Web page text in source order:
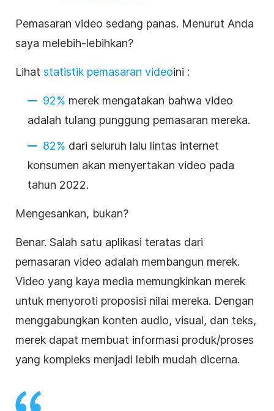
Pemasaran video sedang panas. Menurut Anda
saya melebih-lebihkan?
Lihat statistik pemasaran videoini :
92% merek mengatakan bahwa video
adalah tulang punggung pemasaran mereka.
82% dari seluruh lalu lintas internet
konsumen akan menyertakan video pada
tahun 2022.
Mengesankan, bukan?
Benar. Salah satu aplikasi teratas dari
pemasaran video adalah membangun merek.
Video yang kaya media memungkinkan merek
untuk menyoroti proposisi nilai mereka. Dengan
menggabungkan konten audio, visual, dan teks,
merek dapat membuat informasi produk/proses
yang kompleks menjadi lebih mudah dicerna.